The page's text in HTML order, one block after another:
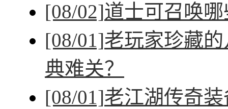
[08/02]道士可召唤
[08/01]老玩家珍藏
典难关？
[08/01]老江湖传奇